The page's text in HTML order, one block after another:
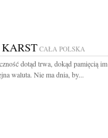
CAŁA POLSKA
dotąd trwa, dokąd pamięcią im
waluta. Nie ma dnia, by...